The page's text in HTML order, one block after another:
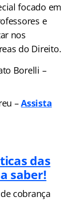
focado em
e
nos
do Direito.
Borelli –
–Assista
das
saber!
cobrança